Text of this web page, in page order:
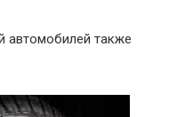
автомобилей также